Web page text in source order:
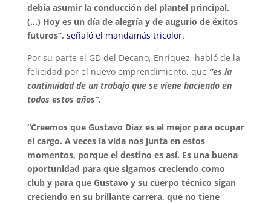
debía asumir la conducción del plantel principal.
(…) Hoy es un día de alegría y de augurio de éxitos
futuros”, señaló el mandamás tricolor.
Por su parte el GD del Decano, Enríquez, habló de la
felicidad por el nuevo emprendimiento, que “es la
continuidad de un trabajo que se viene haciendo en
todos estos años”.
“Creemos que Gustavo Díaz es el mejor para ocupar
el cargo. A veces la vida nos junta en estos
momentos, porque el destino es así. Es una buena
oportunidad para que sigamos creciendo como
club y para que Gustavo y su cuerpo técnico sigan
creciendo en su brillante carrera, que no tiene